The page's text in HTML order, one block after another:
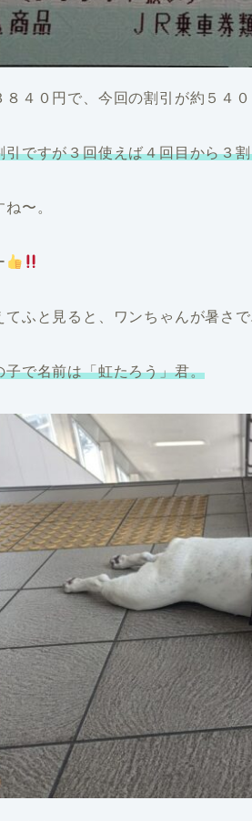
８４０円で、今回の割引が約５４
引ですが３回使えば４回目から３
〜。
てふと見ると、ワンちゃんが暑さ
子で名前は「虹たろう」君。